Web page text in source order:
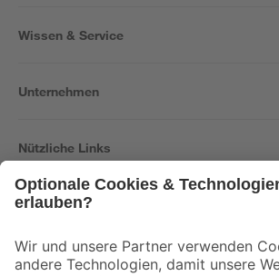
Wissen & Service
Unternehmen
Nützliche Links
Der toom Newsletter: Keine Angebote und Aktionen